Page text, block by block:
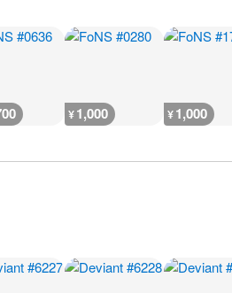
¥1,000 ¥1,000